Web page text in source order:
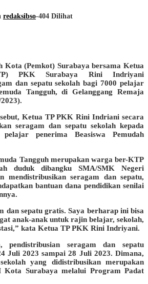
redaksibso-404 Dilihat
Kota (Pemkot) Surabaya bersama Ketua
PKK Surabaya Rini Indriyani
dan sepatu sekolah bagi 7000 pelajar
Tangguh, di Gelanggang Remaja
Ketua TP PKK Rini Indriani secara
seragam dan sepatu sekolah kepada
penerima Beasiswa Pemudah
Tangguh merupakan warga ber-KTP
duduk dibangku SMA/SMK Negeri
mendistribusikan seragam dan sepatu,
bantuan dana pendidikan senilai
dan sepatu gratis. Saya berharap ini bisa
anak-anak untuk rajin belajar, sekolah,
kata Ketua TP PKK Rini Indriyani.
pendistribusian seragam dan sepatu
Juli 2023 sampai 28 Juli 2023. Dimana,
yang didistribusikan merupakan
Surabaya melalui Program Padat